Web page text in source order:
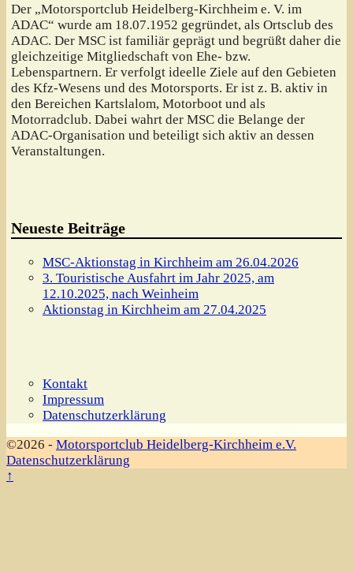
Der „Motorsportclub Heidelberg-Kirchheim e. V. im
ADAC“ wurde am 18.07.1952 gegründet, als Ortsclub des
ADAC. Der MSC ist familiär geprägt und begrüßt daher die
gleichzeitige Mitgliedschaft von Ehe- bzw.
Lebenspartnern. Er verfolgt ideelle Ziele auf den Gebieten
des Kfz-Wesens und des Motorsports. Er ist z. B. aktiv in
den Bereichen Kartslalom, Motorboot und als
Motorradclub. Dabei wahrt der MSC die Belange der
ADAC-Organisation und beteiligt sich aktiv an dessen
Veranstaltungen.
Neueste Beiträge
MSC-Aktionstag in Kirchheim am 26.04.2026
3. Touristische Ausfahrt im Jahr 2025, am
12.10.2025, nach Weinheim
Aktionstag in Kirchheim am 27.04.2025
Kontakt
Impressum
Datenschutzerklärung
©2026 - Motorsportclub Heidelberg-Kirchheim e.V.
Datenschutzerklärung
↑